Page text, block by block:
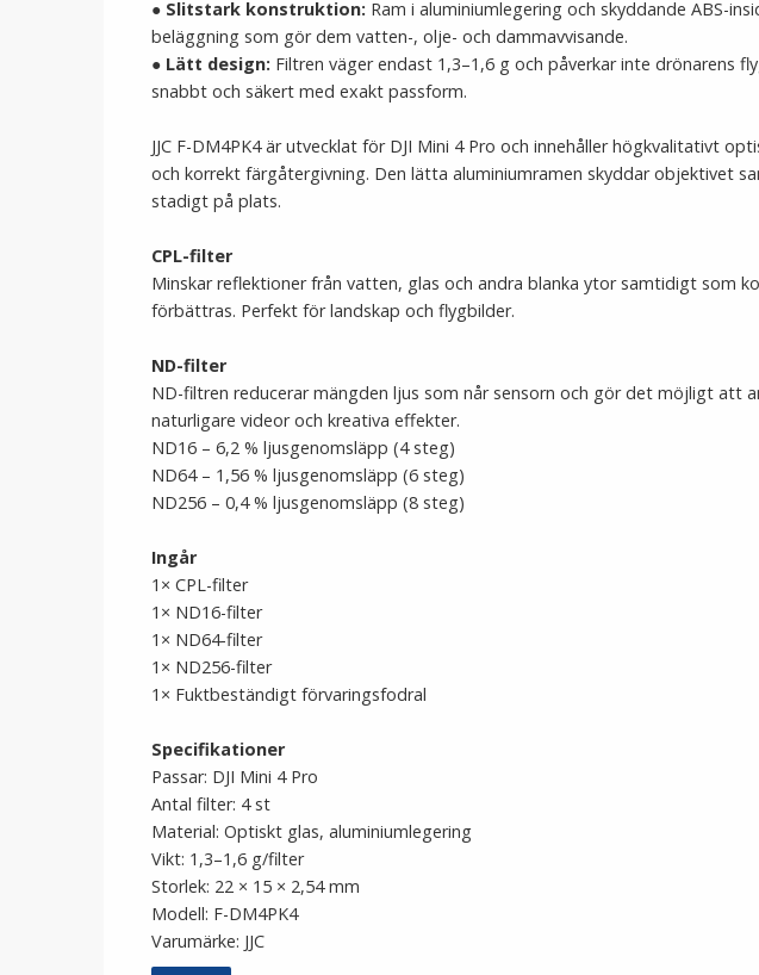
● Slitstark konstruktion: Ram i aluminiumlegering och skyddande ABS-
beläggning som gör dem vatten-, olje- och dammavvisande.
● Lätt design: Filtren väger endast 1,3–1,6 g och påverkar inte drönarens
snabbt och säkert med exakt passform.
JJC F-DM4PK4 är utvecklat för DJI Mini 4 Pro och innehåller högkvalitativt
och korrekt färgåtergivning. Den lätta aluminiumramen skyddar objektivet
stadigt på plats.
CPL-filter
Minskar reflektioner från vatten, glas och andra blanka ytor samtidigt som
förbättras. Perfekt för landskap och flygbilder.
ND-filter
ND-filtren reducerar mängden ljus som når sensorn och gör det möjligt att
naturligare videor och kreativa effekter.
ND16 – 6,2 % ljusgenomsläpp (4 steg)
ND64 – 1,56 % ljusgenomsläpp (6 steg)
ND256 – 0,4 % ljusgenomsläpp (8 steg)
Ingår
1× CPL-filter
1× ND16-filter
1× ND64-filter
1× ND256-filter
1× Fuktbeständigt förvaringsfodral
Specifikationer
Passar: DJI Mini 4 Pro
Antal filter: 4 st
Material: Optiskt glas, aluminiumlegering
Vikt: 1,3–1,6 g/filter
Storlek: 22 × 15 × 2,54 mm
Modell: F-DM4PK4
Varumärke: JJC